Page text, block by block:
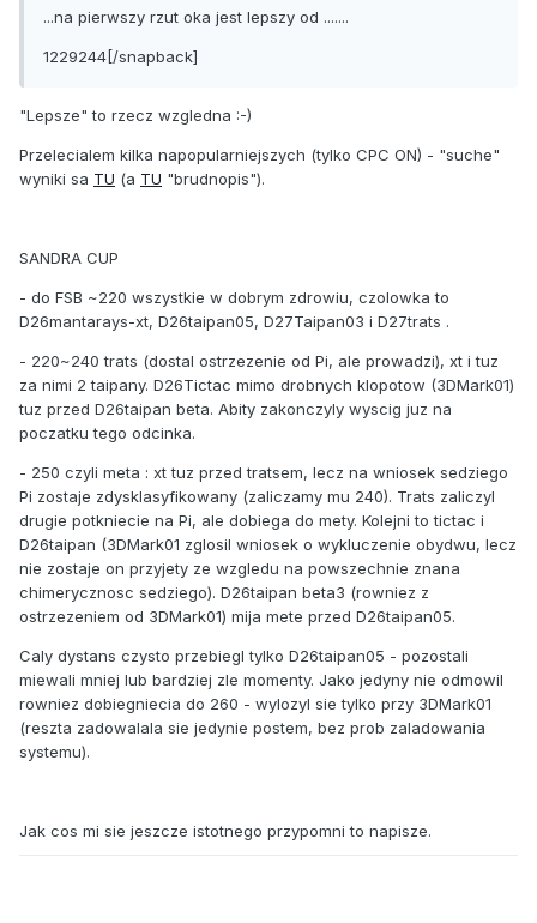
...na pierwszy rzut oka jest lepszy od .......
1229244[/snapback]
"Lepsze" to rzecz wzgledna :-)
Przelecialem kilka napopularniejszych (tylko CPC ON) - "suche"
wyniki sa TU (a TU "brudnopis").
SANDRA CUP
- do FSB ~220 wszystkie w dobrym zdrowiu, czolowka to
D26mantarays-xt, D26taipan05, D27Taipan03 i D27trats .
- 220~240 trats (dostal ostrzezenie od Pi, ale prowadzi), xt i tuz
za nimi 2 taipany. D26Tictac mimo drobnych klopotow (3DMark01)
tuz przed D26taipan beta. Abity zakonczyly wyscig juz na
poczatku tego odcinka.
- 250 czyli meta : xt tuz przed tratsem, lecz na wniosek sedziego
Pi zostaje zdysklasyfikowany (zaliczamy mu 240). Trats zaliczyl
drugie potkniecie na Pi, ale dobiega do mety. Kolejni to tictac i
D26taipan (3DMark01 zglosil wniosek o wykluczenie obydwu, lecz
nie zostaje on przyjety ze wzgledu na powszechnie znana
chimerycznosc sedziego). D26taipan beta3 (rowniez z
ostrzezeniem od 3DMark01) mija mete przed D26taipan05.
Caly dystans czysto przebiegl tylko D26taipan05 - pozostali
miewali mniej lub bardziej zle momenty. Jako jedyny nie odmowil
rowniez dobiegniecia do 260 - wylozyl sie tylko przy 3DMark01
(reszta zadowalala sie jedynie postem, bez prob zaladowania
systemu).
Jak cos mi sie jeszcze istotnego przypomni to napisze.